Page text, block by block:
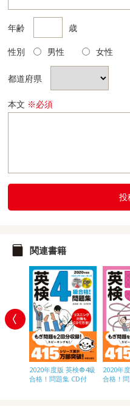
年齢 歳
性別 男性 女性
都道府県
本文 ※必須
投
関連書籍
2020年度版 英検®4級
合格！問題集 CD付
2020年
合格！